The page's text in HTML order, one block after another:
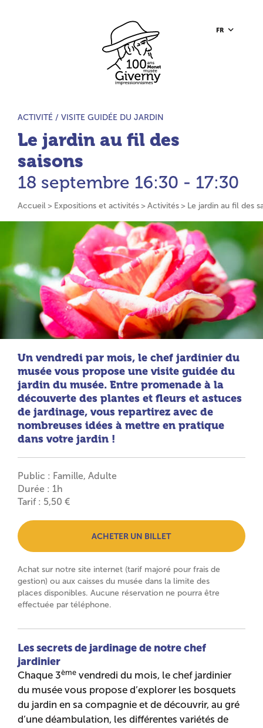
FR
Accueil du site
TYPE D’ACTIVITÉ :
ACTIVITÉ /VISITE GUIDÉE DU JARDIN
Le jardin au fil des
saisons
18 septembre 16:30 - 17:30
Accueil Expositions et activités Activités Le jardin au fil des
Un vendredi par mois, le chef jardinier du
musée vous propose une visite guidée du
jardin du musée. Entre promenade à la
découverte des plantes et fleurs et astuces
de jardinage, vous repartirez avec de
nombreuses idées à mettre en pratique
dans votre jardin !
Public : Famille, Adulte
Durée : 1h
Tarif : 5,50 €
ACHETER UN BILLET
Achat sur notre site internet (tarif majoré pour frais de
gestion) ou aux caisses du musée dans la limite des
places disponibles. Aucune réservation ne pourra être
effectuée par téléphone.
Les secrets de jardinage de notre chef
jardinier
Chaque 3ème vendredi du mois, le chef jardinier
du musée vous propose d’explorer les bosquets
du jardin en sa compagnie et de découvrir, au gré
d’une déambulation, les différentes variétés de